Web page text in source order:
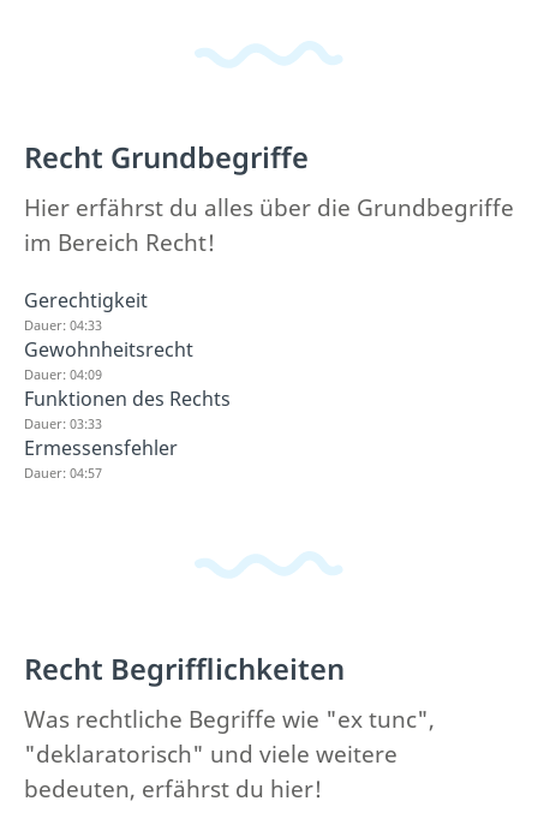
Recht Grundbegriffe
Hier erfährst du alles über die Grundbegriffe
im Bereich Recht!
Gerechtigkeit
Dauer: 04:33
Gewohnheitsrecht
Dauer: 04:09
Funktionen des Rechts
Dauer: 03:33
Ermessensfehler
Dauer: 04:57
Recht Begrifflichkeiten
Was rechtliche Begriffe wie "ex tunc",
"deklaratorisch" und viele weitere
bedeuten, erfährst du hier!